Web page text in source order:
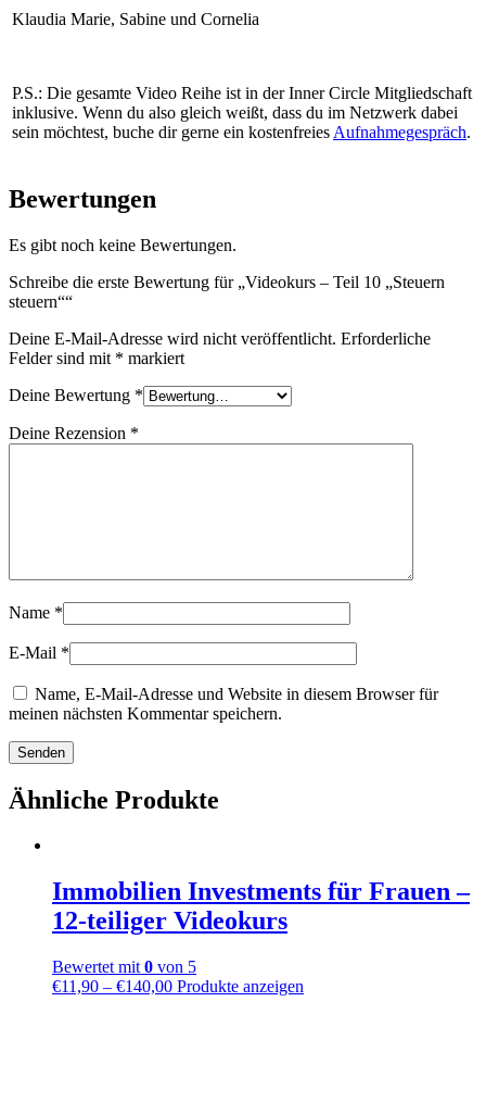
Klaudia Marie, Sabine und Cornelia
P.S.: Die gesamte Video Reihe ist in der Inner Circle Mitgliedschaft
inklusive. Wenn du also gleich weißt, dass du im Netzwerk dabei
sein möchtest, buche dir gerne ein kostenfreies Aufnahmegespräch.
Bewertungen
Es gibt noch keine Bewertungen.
Schreibe die erste Bewertung für „Videokurs – Teil 10 „Steuern
steuern““
Deine E-Mail-Adresse wird nicht veröffentlicht. Erforderliche
Felder sind mit * markiert
Deine Bewertung *
Deine Rezension *
Name *
E-Mail *
Name, E-Mail-Adresse und Website in diesem Browser für
meinen nächsten Kommentar speichern.
Ähnliche Produkte
Immobilien Investments für Frauen –
12-teiliger Videokurs
Bewertet mit 0 von 5
€11,90 – €140,00 Produkte anzeigen